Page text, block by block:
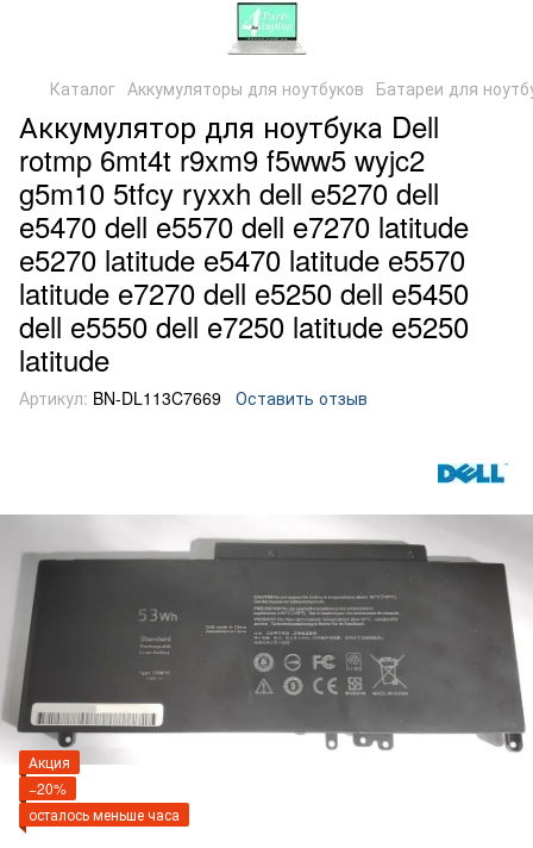
Каталог Аккумуляторы для ноутбуков Батареи для
Аккумулятор для ноутбука Dell
rotmp 6mt4t r9xm9 f5ww5 wyjc2
g5m10 5tfcy ryxxh dell e5270 dell
e5470 dell e5570 dell e7270 latitude
e5270 latitude e5470 latitude e5570
latitude e7270 dell e5250 dell e5450
dell e5550 dell e7250 latitude e5250
latitude
Артикул: BN-DL113C7669 Оставить отзыв
Акция
−20%
осталось меньше часа